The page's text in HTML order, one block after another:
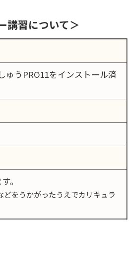
講習について＞
ゅうPRO11をインストール済
。
をうかがったうえでカリキュラ